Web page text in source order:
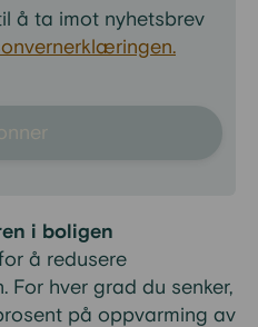
å ta imot nyhetsbrev
i boligen
å redusere
For hver grad du senker,
på oppvarming av